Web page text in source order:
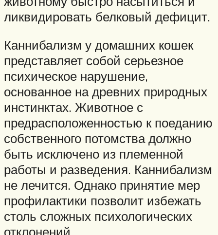
ликвидировать белковый дефицит.
Каннибализм у домашних кошек
представляет собой серьезное
психическое нарушение,
основанное на древних природных
инстинктах. Животное с
предрасположенностью к поеданию
собственного потомства должно
быть исключено из племенной
работы и разведения. Каннибализм
не лечится. Однако принятие мер
профилактики позволит избежать
столь сложных психологических
отклонений.